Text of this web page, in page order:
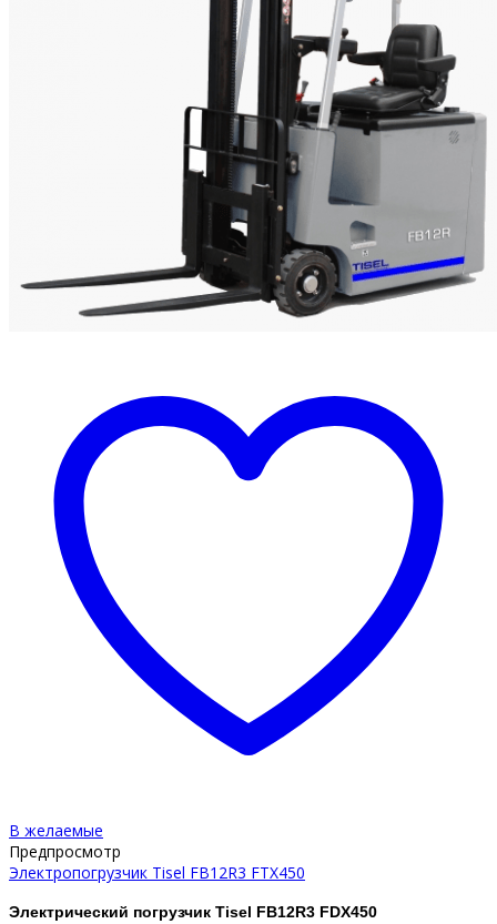
В желаемые
Предпросмотр
Электропогрузчик Tisel FB12R3 FTX450
Электрический погрузчик Tisel FB12R3 FDX450